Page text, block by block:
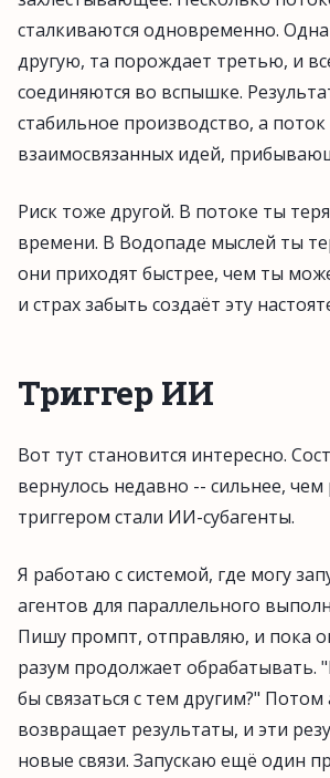
сталкиваются одновременно. Одна
другую, та порождает третью, и
соединяются во вспышке.
стабильное производство, а поток
взаимосвязанных идей,
Риск тоже другой. В потоке ты
времени. В Водопаде мыслей ты
они приходят быстрее, чем ты
и страх забыть создаёт эту
Триггер ИИ
Вот тут становится интересно.
вернулось недавно -- сильнее,
триггером стали ИИ-субагенты.
Я работаю с системой, где могу
агентов для параллельного
Пишу промпт, отправляю, и пока
разум продолжает обрабатывать.
бы связаться с тем другим?" Потом
возвращает результаты, и эти
новые связи. Запускаю ещё один